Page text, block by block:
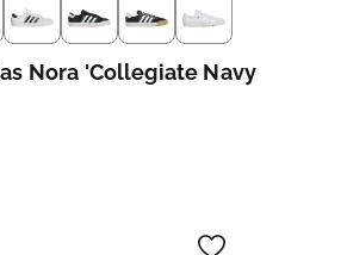
Nora 'Collegiate Navy